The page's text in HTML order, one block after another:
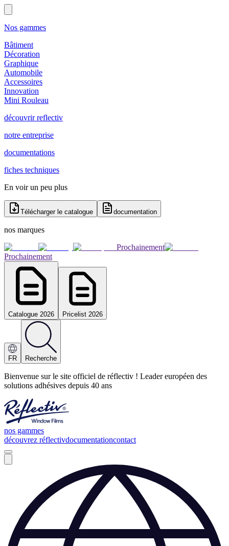
Nos gammes
Bâtiment
Décoration
Graphique
Automobile
Accessoires
Innovation
Mini Rouleau
découvrir reflectiv
notre entreprise
documentations
fiches techniques
En voir un peu plus
Télécharger le catalogue documentation
nos marques
Prochainement
Prochainement
Catalogue 2026 Pricelist 2026
FR Recherche
Bienvenue sur le site officiel de réflectiv ! Leader européen des
solutions adhésives depuis 40 ans
nos gammes
découvrez réflectivdocumentationcontact